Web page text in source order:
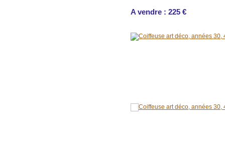
A vendre : 225 €